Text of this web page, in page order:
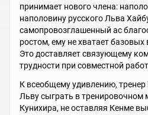
принимает нового члена:
наполовину русского Льва
самопровозглашенный ас
ростом, ему не хватает
Это доставляет связующему
трудности при совместной
К всеобщему удивлению,
Льву сыграть в
Кунихира, не оставляя Кенме